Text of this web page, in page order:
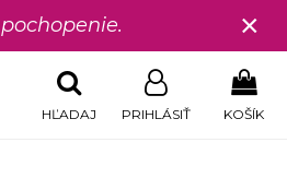
×
KOŠÍK
PRIHLÁSIŤ
HĽADAJ